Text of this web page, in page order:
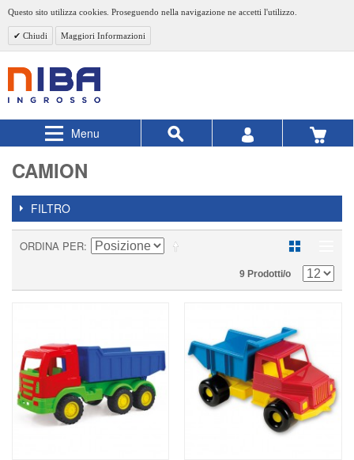
Questo sito utilizza cookies. Proseguendo nella navigazione ne accetti l'utilizzo.
Chiudi Maggiori Informazioni
Menu
CAMION
FILTRO
ORDINA PER
9 Prodotti/o